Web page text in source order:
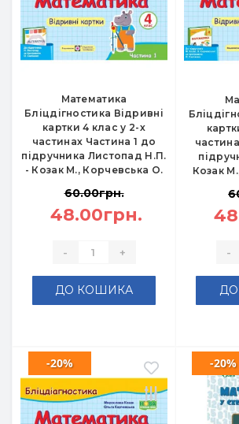
Математика
Бліцдігностика Відривні
картки 4 клас у 2-х
частинах Частина 1 до
підручника Листопад Н.П.
- Козак М., Корчевська О.
60.00грн.
48.00грн.
- +
ДО КОШИКА
Козак
-
-20% -20%